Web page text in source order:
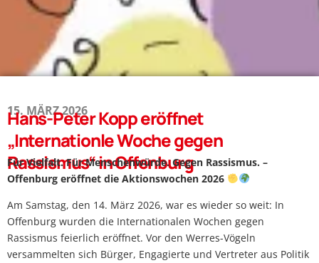
15. MÄRZ 2026
Hans-Peter Kopp eröffnet
„Internationle Woche gegen
Rassismus“ in Offenburg
Für Vielfalt. Für Menschenwürde. Gegen Rassismus. –
Offenburg eröffnet die Aktionswochen 2026
Am Samstag, den 14. März 2026, war es wieder so weit: In
Offenburg wurden die Internationalen Wochen gegen
Rassismus feierlich eröffnet. Vor den Werres-Vögeln
versammelten sich Bürger, Engagierte und Vertreter aus Politik